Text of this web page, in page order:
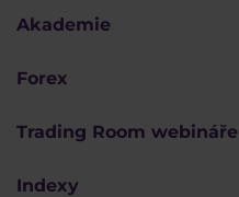
Akademie
Forex
Trading Room webináře
Indexy